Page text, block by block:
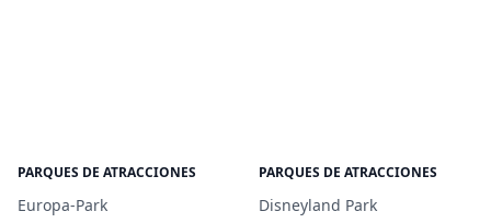
PARQUES DE ATRACCIONES
Europa-Park
PARQUES DE ATRACCIONES
Disneyland Park